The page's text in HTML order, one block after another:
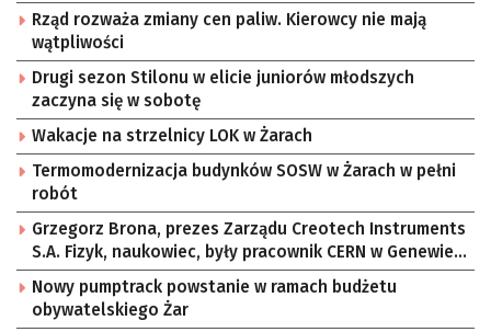
Rząd rozważa zmiany cen paliw. Kierowcy nie mają
wątpliwości
Drugi sezon Stilonu w elicie juniorów młodszych
zaczyna się w sobotę
Wakacje na strzelnicy LOK w Żarach
Termomodernizacja budynków SOSW w Żarach w pełni
robót
Grzegorz Brona, prezes Zarządu Creotech Instruments
S.A. Fizyk, naukowiec, były pracownik CERN w Genewie,
przedsiębiorca i nauczyciel akademicki, doktor
habilitowany nauk fizycznych, koordynator Rady
Sektorowej ds. Kompetencji Przemysłu Lotniczo-
Nowy pumptrack powstanie w ramach budżetu
obywatelskiego Żar